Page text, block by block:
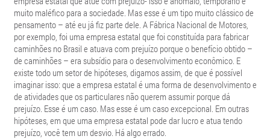
muito maléfico para a sociedade. Mas esse é um tipo muito clássico de
pensamento – até eu já fiz parte dele. A Fábrica Nacional de Motores,
por exemplo, foi uma empresa estatal que foi constituída para fabricar
caminhões no Brasil e atuava com prejuízo porque o benefício obtido –
de caminhões – era subsídio para o desenvolvimento econômico. E
existe todo um setor de hipóteses, digamos assim, de que é possível
imaginar isso: que a empresa estatal é uma forma de desenvolvimento e
de atividades que os particulares não querem assumir porque dá
prejuízo. Esse é um caso. Mas esse é um caso excepcional. Em outras
hipóteses, em que uma empresa estatal pode dar lucro e atua tendo
prejuízo, você tem um desvio. Há algo errado.